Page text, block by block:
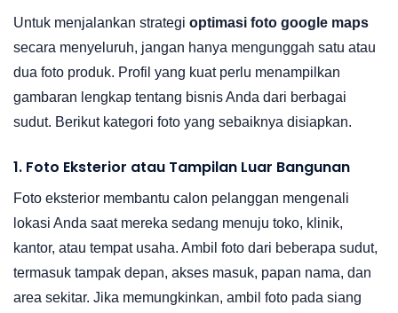
Untuk menjalankan strategi optimasi foto google maps
secara menyeluruh, jangan hanya mengunggah satu atau
dua foto produk. Profil yang kuat perlu menampilkan
gambaran lengkap tentang bisnis Anda dari berbagai
sudut. Berikut kategori foto yang sebaiknya disiapkan.
1. Foto Eksterior atau Tampilan Luar Bangunan
Foto eksterior membantu calon pelanggan mengenali
lokasi Anda saat mereka sedang menuju toko, klinik,
kantor, atau tempat usaha. Ambil foto dari beberapa sudut,
termasuk tampak depan, akses masuk, papan nama, dan
area sekitar. Jika memungkinkan, ambil foto pada siang